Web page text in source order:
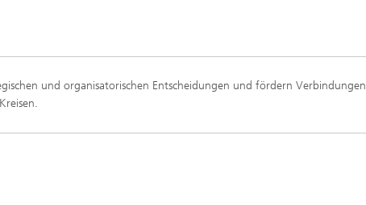
und organisatorischen Entscheidungen und fördern Verbindungen